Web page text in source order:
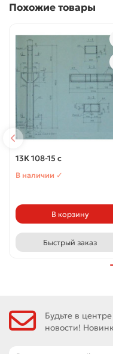
Похожие товары
13К 108-15 с
В наличии ✓
В корзину
Быстрый заказ
Будьте в
новости!